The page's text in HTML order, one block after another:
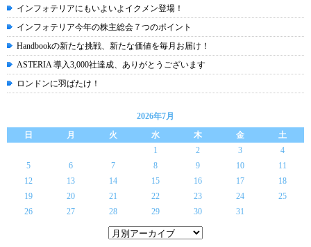
インフォテリアにもいよいよイクメン登場！
インフォテリア今年の株主総会７つのポイント
Handbookの新たな挑戦、新たな価値を毎月お届け！
ASTERIA 導入3,000社達成、ありがとうございます
ロンドンに羽ばたけ！
2026年7月
日
月 火 水 木 金
土
1
2 3
4
5
6 7 8 9 10
11
12
13 14 15 16 17
18
19
20 21 22 23 24
25
26
27 28 29 30 31